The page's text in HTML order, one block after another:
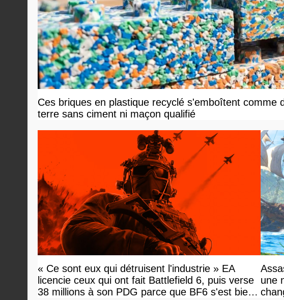
Ces briques en plastique recyclé s'emboîtent comme
terre sans ciment ni maçon qualifié
« Ce sont eux qui détruisent l'industrie » EA
licencie ceux qui ont fait Battlefield 6, puis verse
38 millions à son PDG parce que BF6 s'est bien
une